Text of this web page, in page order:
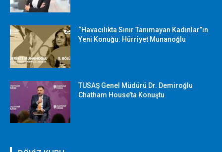
“Havacılıkta Sınır Tanımayan Kadınlar”ın
Yeni Konuğu: Hürriyet Munanoğlu
TUSAŞ Genel Müdürü Dr. Demiroğlu
Chatham House’ta Konuştu